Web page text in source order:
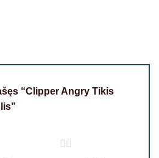
“Clipper Angry Tikis